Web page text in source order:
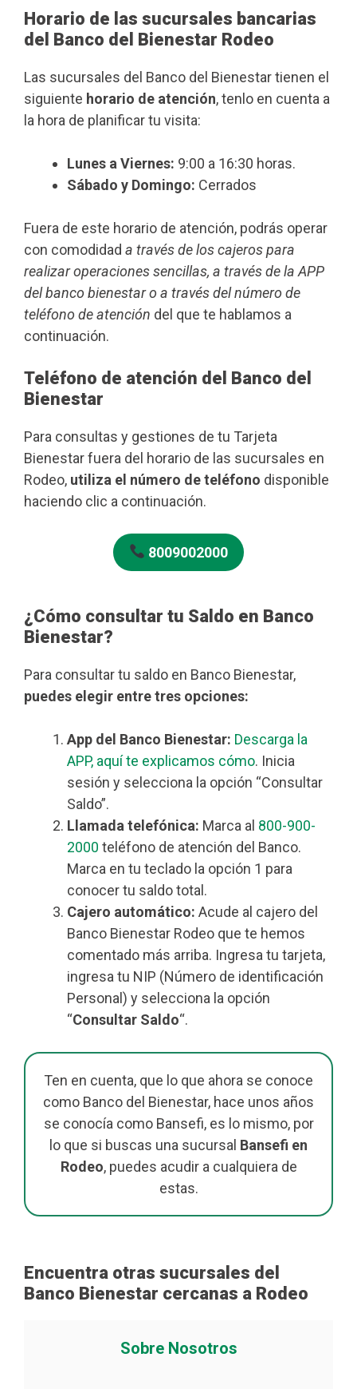
Horario de las sucursales bancarias
del Banco del Bienestar Rodeo
Las sucursales del Banco del Bienestar tienen el
siguiente horario de atención, tenlo en cuenta a
la hora de planificar tu visita:
Lunes a Viernes: 9:00 a 16:30 horas.
Sábado y Domingo: Cerrados
Fuera de este horario de atención, podrás operar
con comodidad a través de los cajeros para
realizar operaciones sencillas, a través de la APP
del banco bienestar o a través del número de
teléfono de atención del que te hablamos a
continuación.
Teléfono de atención del Banco del
Bienestar
Para consultas y gestiones de tu Tarjeta
Bienestar fuera del horario de las sucursales en
Rodeo, utiliza el número de teléfono disponible
haciendo clic a continuación.
8009002000
¿Cómo consultar tu Saldo en Banco
Bienestar?
Para consultar tu saldo en Banco Bienestar,
puedes elegir entre tres opciones:
App del Banco Bienestar: Descarga la
APP, aquí te explicamos cómo. Inicia
sesión y selecciona la opción “Consultar
Saldo”.
Llamada telefónica: Marca al 800-900-
2000 teléfono de atención del Banco.
Marca en tu teclado la opción 1 para
conocer tu saldo total.
Cajero automático: Acude al cajero del
Banco Bienestar Rodeo que te hemos
comentado más arriba. Ingresa tu tarjeta,
ingresa tu NIP (Número de identificación
Personal) y selecciona la opción
“Consultar Saldo“.
Ten en cuenta, que lo que ahora se conoce
como Banco del Bienestar, hace unos años
se conocía como Bansefi, es lo mismo, por
lo que si buscas una sucursal Bansefi en
Rodeo, puedes acudir a cualquiera de
estas.
Encuentra otras sucursales del
Banco Bienestar cercanas a Rodeo
Sobre Nosotros